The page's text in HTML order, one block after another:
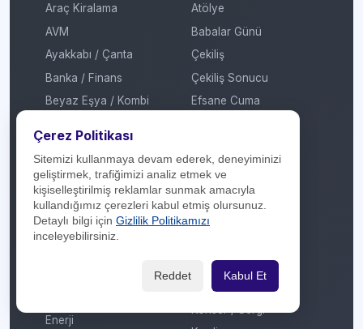
Araç Kiralama
AVM
Ayakkabı / Çanta
Banka / Finans
Beyaz Eşya / Kombi
Dijital Platform
E-Ticaret / Online
Alışveriş
Eğitim / Kırtasiye
Enerji
Atölye
Babalar Günü
Çekiliş
Çekiliş Sonucu
Efsane Cuma
Hediye
İmza Günü / Söyleşi
İndirim
Kermes
Kitap Fuarı
Çerez Politikası
Sitemizi kullanmaya devam ederek, deneyiminizi
geliştirmek, trafiğimizi analiz etmek ve
kişiselleştirilmiş reklamlar sunmak amacıyla
kullandığımız çerezleri kabul etmiş olursunuz.
Detaylı bilgi için Gizlilik Politikamızı
inceleyebilirsiniz.
Reddet Kabul Et